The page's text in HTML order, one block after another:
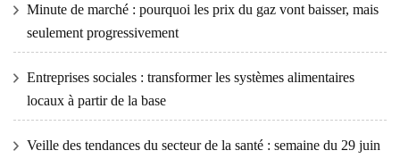
Minute de marché : pourquoi les prix du gaz vont baisser, mais
seulement progressivement
Entreprises sociales : transformer les systèmes alimentaires
locaux à partir de la base
Veille des tendances du secteur de la santé : semaine du 29 juin